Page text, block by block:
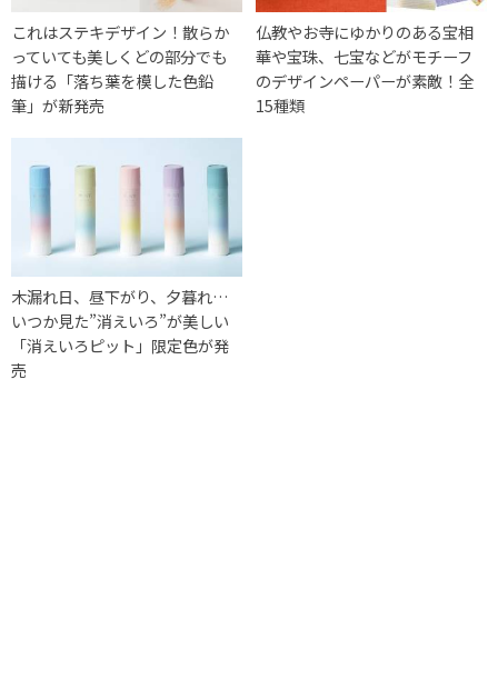
これはステキデザイン！散らか
っていても美しくどの部分でも
描ける「落ち葉を模した色鉛
筆」が新発売
仏教やお寺にゆかりのある宝相
華や宝珠、七宝などがモチーフ
のデザインペーパーが素敵！全
15種類
木漏れ日、昼下がり、夕暮れ…
いつか見た”消えいろ”が美しい
「消えいろピット」限定色が発
売